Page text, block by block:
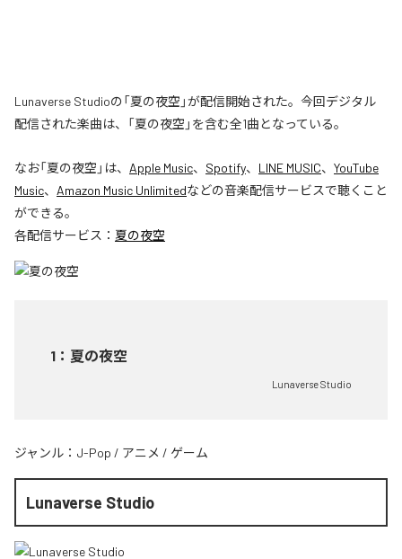
Lunaverse Studioの「夏の夜空」が配信開始された。今回デジタル
配信された楽曲は、「夏の夜空」を含む全1曲となっている。
なお「夏の夜空 」は、 Apple Music、 Spotify、 LINE MUSIC、 YouTube
Music、 Amazon Music Unlimitedなどの音楽配信サービスで聴くこと
ができる。
各配信サービス： 夏の夜空
1 ： 夏の夜空
Lunaverse Studio
ジャンル： J-Pop / アニメ / ゲーム
Lunaverse Studio